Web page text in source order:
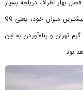
بهار اطراف دریاچه بسیار
سرسبز و زیباست و عمق دریاچه سد لتیان نیز به بیشترین میزان خود، یعنی 99
تهران و پناه‌آوردن به این
بود.